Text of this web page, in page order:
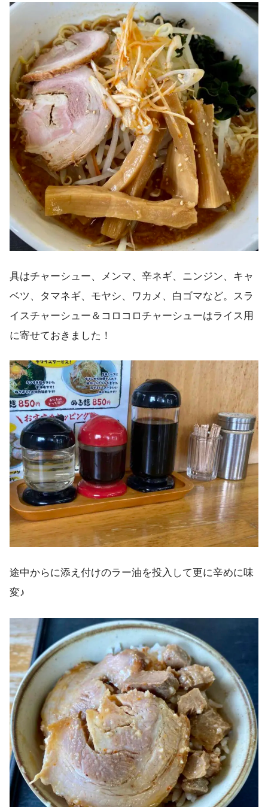
具はチャーシュー、メンマ、辛ネギ、ニンジン、キャ
ベツ、タマネギ、モヤシ、ワカメ、白ゴマなど。スラ
イスチャーシュー＆コロコロチャーシューはライス用
に寄せておきました！
途中からに添え付けのラー油を投入して更に辛めに味
変♪